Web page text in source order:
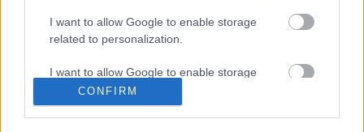
I want to allow Google to enable storage
related to personalization.
I want to allow Google to enable storage
related to security, including authentication
functionality and fraud prevention, and other
CONFIRM
kérdése, hogy mikor idézik meg a
Démonkirályt.Nyfain úgy gondolja,…